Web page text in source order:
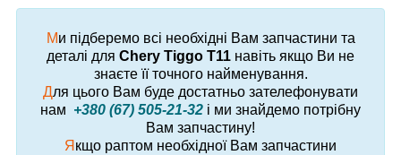
Ми підберемо всі необхідні Вам запчастини та
деталі для Chery Tiggo T11 навіть якщо Ви не
знаєте її точного найменування.
Для цього Вам буде достатньо зателефонувати
нам +380 (67) 505-21-32 і ми знайдемо потрібну
Вам запчастину!
Я кщо раптом необхідної Вам запчастини